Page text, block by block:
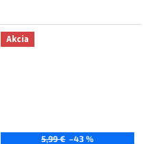
trsy a rastie na slnku aj v
polotieni.
Akcia
5,99 € –43 %